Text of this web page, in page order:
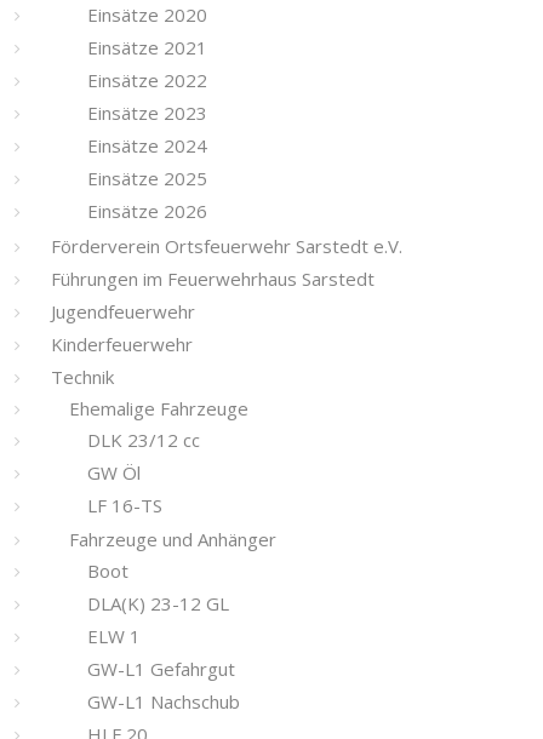
Einsätze 2020
Einsätze 2021
Einsätze 2022
Einsätze 2023
Einsätze 2024
Einsätze 2025
Einsätze 2026
Förderverein Ortsfeuerwehr Sarstedt e.V.
Führungen im Feuerwehrhaus Sarstedt
Jugendfeuerwehr
Kinderfeuerwehr
Technik
Ehemalige Fahrzeuge
DLK 23/12 cc
GW Öl
LF 16-TS
Fahrzeuge und Anhänger
Boot
DLA(K) 23-12 GL
ELW 1
GW-L1 Gefahrgut
GW-L1 Nachschub
HLF 20